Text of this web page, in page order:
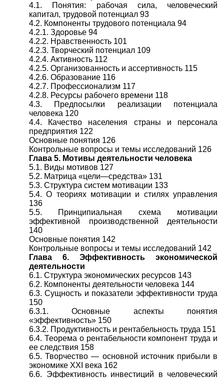
4.1. Понятия: рабочая сила, человеческий
капитал, трудовой потенциал 93
4.2. Компоненты трудового потенциала 94
4.2.1. Здоровье 94
4.2.2. Нравственность 101
4.2.3. Творческий потенциал 109
4.2.4. Активность 112
4.2.5. Организованность и ассертивность 115
4.2.6. Образование 116
4.2.7. Профессионализм 117
4.2.8. Ресурсы рабочего времени 118
4.3. Предпосылки реализации потенциала
человека 120
4.4. Качество населения страны и персонала
предприятия 122
Основные понятия 126
Контрольные вопросы и темы исследований 126
Глава 5. Мотивы деятельности человека
5.1. Виды мотивов 127
5.2. Матрица «цели—средства» 131
5.3. Структура систем мотивации 133
5.4. О теориях мотивации и стилях управления
136
5.5. Принципиальная схема мотивации
эффективной производственной деятельности
140
Основные понятия 142
Контрольные вопросы и темы исследований 142
Глава 6. Эффективность экономической
деятельности
6.1. Структура экономических ресурсов 143
6.2. Компоненты деятельности человека 144
6.3. Сущность и показатели эффективности труда
150
6.3.1. Основные аспекты понятия
«эффективность» 150
6.3.2. Продуктивность и рентабельность труда 151
6.4. Теорема о рентабельности компонент труда и
ее следствия 158
6.5. Творчество — основной источник прибыли в
экономике XXI века 162
6.6. Эффективность инвестиций в человеческий